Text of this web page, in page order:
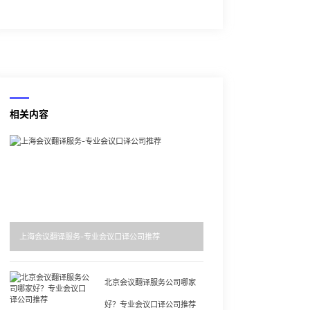
相关内容
上海会议翻译服务-专业会议口译公司推荐
北京会议翻译服务公司哪家
好？专业会议口译公司推荐